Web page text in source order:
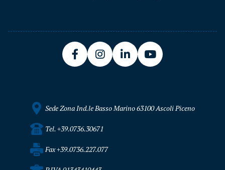
Sede Zona Ind.le Basso Marino 63100 Ascoli Piceno
Tel. +39.0736.30671
Fax +39.0736.227.077